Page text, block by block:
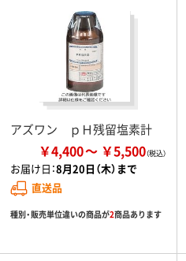
アズワン ｐＨ残留塩素計
￥4,400 ￥5,500
お届け日：8月20日（木）まで
直送品
種別・販売単位違いの商品が2商品あります